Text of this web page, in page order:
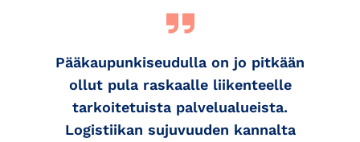
Pääkaupunkiseudulla on jo pitkään
ollut pula raskaalle liikenteelle
tarkoitetuista palvelualueista.
Logistiikan sujuvuuden kannalta